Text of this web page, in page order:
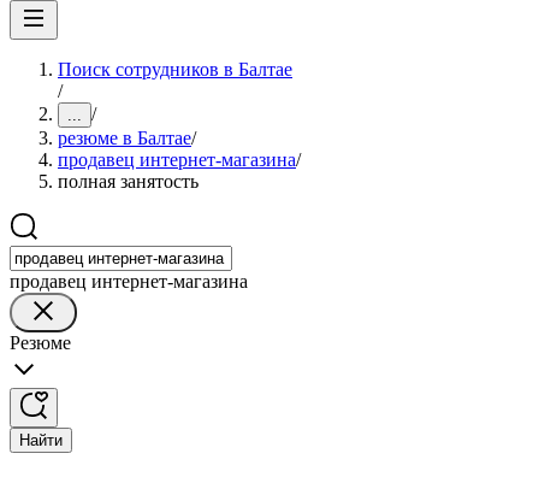
Поиск сотрудников в Балтае
/
... /
резюме в Балтае/
продавец интернет-магазина/
полная занятость
продавец интернет-магазина
Резюме
Найти